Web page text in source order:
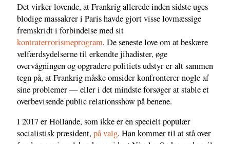
Det virker lovende, at Frankrig allerede inden sidste uges
blodige massakrer i Paris havde gjort visse lovmæssige
fremskridt i forbindelse med sit
kontraterrorismeprogram. De seneste love om at beskære
velfærdsydelserne til erkendte jihadister, øge
overvågningen og opgradere politiets udstyr er alt sammen
tegn på, at Frankrig måske omsider konfronterer nogle af
sine problemer — eller i det mindste forsøger at stable et
overbevisende public relationsshow på benene.
I 2017 er Hollande, som ikke er en specielt populær
socialistisk præsident,på valg. Han kommer til at stå over